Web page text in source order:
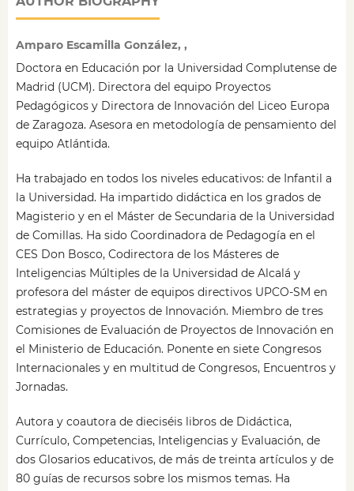
Amparo Escamilla González, ,
Doctora en Educación por la Universidad Complutense de
Madrid (UCM). Directora del equipo Proyectos
Pedagógicos y Directora de Innovación del Liceo Europa
de Zaragoza. Asesora en metodología de pensamiento del
equipo Atlántida.
Ha trabajado en todos los niveles educativos: de Infantil a
la Universidad. Ha impartido didáctica en los grados de
Magisterio y en el Máster de Secundaria de la Universidad
de Comillas. Ha sido Coordinadora de Pedagogía en el
CES Don Bosco, Codirectora de los Másteres de
Inteligencias Múltiples de la Universidad de Alcalá y
profesora del máster de equipos directivos UPCO-SM en
estrategias y proyectos de Innovación. Miembro de tres
Comisiones de Evaluación de Proyectos de Innovación en
el Ministerio de Educación. Ponente en siete Congresos
Internacionales y en multitud de Congresos, Encuentros y
Jornadas.
Autora y coautora de dieciséis libros de Didáctica,
Currículo, Competencias, Inteligencias y Evaluación, de
dos Glosarios educativos, de más de treinta artículos y de
80 guías de recursos sobre los mismos temas. Ha